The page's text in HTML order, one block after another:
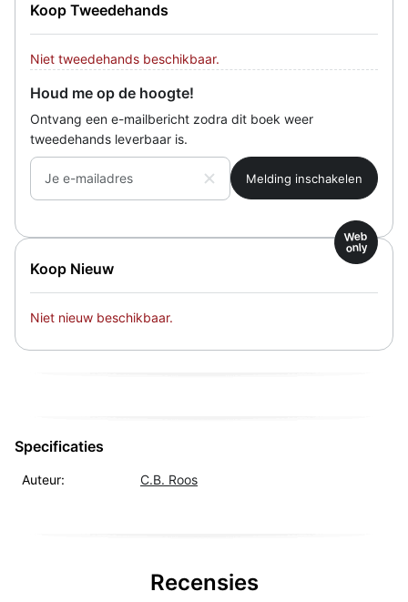
Koop Tweedehands
Niet tweedehands beschikbaar.
Houd me op de hoogte!
Ontvang een e-mailbericht zodra dit boek weer
tweedehands leverbaar is.
Je e-mailadres
Koop Nieuw
Web
only
Niet nieuw beschikbaar.
Specificaties
Auteur: C.B. Roos
Recensies